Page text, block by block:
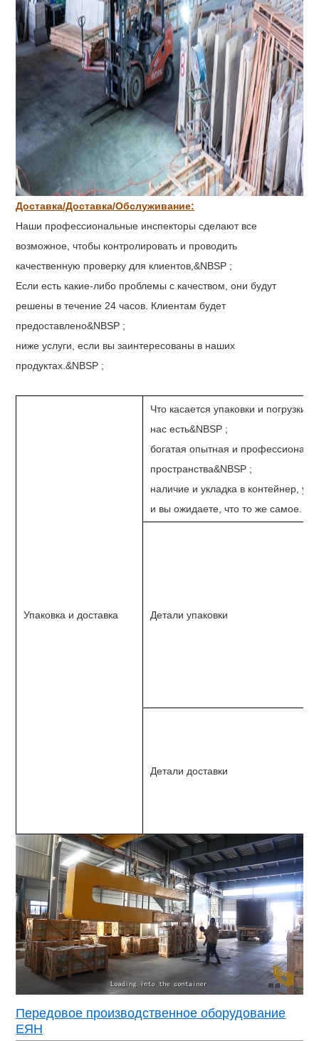
Доставка/Доставка/Обслуживание:
Наши профессиональные инспекторы сделают все
возможное, чтобы контролировать и проводить
качественную проверку для клиентов,&NBSP ;
Если есть какие-либо проблемы с качеством, они будут
решены в течение 24 часов. Клиентам будет
предоставлено&NBSP ;
ниже услуги, если вы заинтересованы в наших
продуктах.&NBSP ;
Упаковка и доставка
Что касается упаковки и
нас есть&NBSP ;
богатая опытная и
пространства&NBSP ;
наличие и укладка в контейнер,
и вы ожидаете, что то же самое.
Детали упаковки
Детали доставки
Передовое производственное оборудование
ЕЯН